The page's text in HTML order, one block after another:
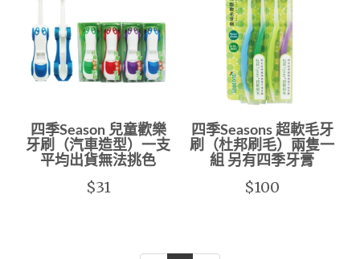
四季Season 兒童歡樂
牙刷（汽車造型）一支
平均出貨無法挑色
$31
四季Seasons 超軟毛牙
刷（杜邦刷毛）兩隻一
組 另有四季牙膏
$100